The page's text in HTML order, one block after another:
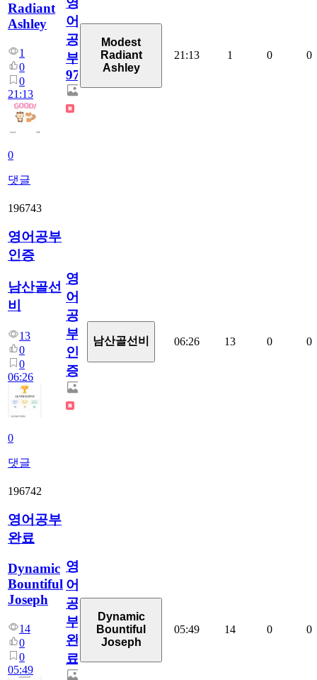
Radiant
Ashley
1
0
0
21:13
0
댓글
어
공
부
97
Modest
Radiant
Ashley
21:13 1 0 0
196743
영어공부
인증
남산골선
비
13
0
0
06:26
0
댓글
영
어
공
부
인
증
남산골선비 06:26 13 0 0
196742
영어공부
완료
Dynamic
Bountiful
Joseph
14
0
0
05:49
영
어
공
부
완
료
Dynamic
Bountiful
Joseph
05:49 14 0 0